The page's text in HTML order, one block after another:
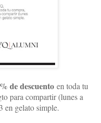
% de descuento en toda tu
para compartir (lunes a
en gelato simple.